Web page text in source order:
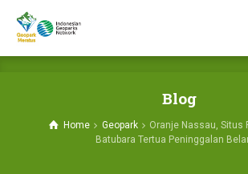
Blog
Home Geopark
Oranje Nassau, Situs
Batubara Tertua Peninggalan